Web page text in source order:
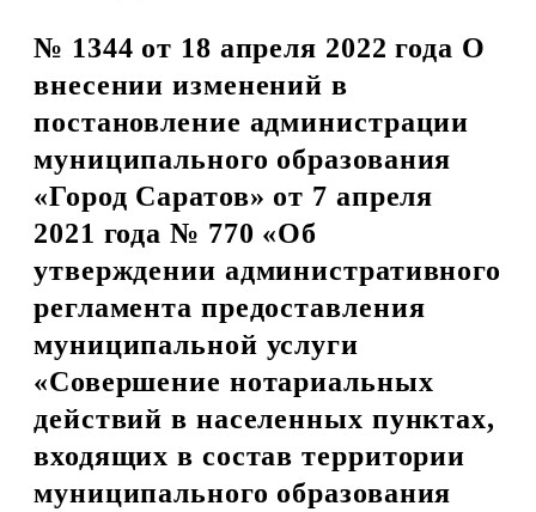
№ 1344 от 18 апреля 2022 года О
внесении изменений в
постановление администрации
муниципального образования
«Город Саратов» от 7 апреля
2021 года № 770 «Об
утверждении административного
регламента предоставления
муниципальной услуги
«Совершение нотариальных
действий в населенных пунктах,
входящих в состав территории
муниципального образования